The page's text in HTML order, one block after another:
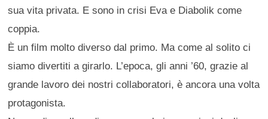
sua vita privata. E sono in crisi Eva e Diabolik come
coppia.
È un film molto diverso dal primo. Ma come al solito ci
siamo divertiti a girarlo. L’epoca, gli anni ’60, grazie al
grande lavoro dei nostri collaboratori, è ancora una volta
protagonista.